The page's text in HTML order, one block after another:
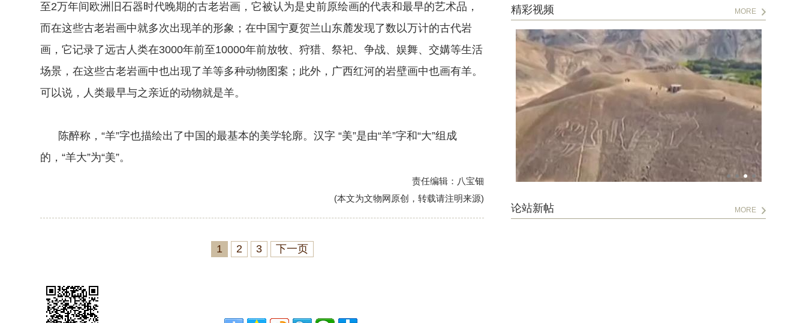
至2万年间欧洲旧石器时代晚期的古老岩画，它被认为是史前原绘画的代表和最早的艺术品，
而在这些古老岩画中就多次出现羊的形象；在中国宁夏贺兰山东麓发现了数以万计的古代岩
画，它记录了远古人类在3000年前至10000年前放牧、狩猎、祭祀、争战、娱舞、交媾等生活
场景，在这些古老岩画中也出现了羊等多种动物图案；此外，广西红河的岩壁画中也画有羊。
可以说，人类最早与之亲近的动物就是羊。
陈醉称，“羊”字也描绘出了中国的最基本的美学轮廓。汉字 “美”是由“羊”字和“大”组成
的，“羊大”为“美”。
责任编辑：八宝钿
(本文为文物网原创，转载请注明来源)
1 2 3 下一页
精彩视频 MORE
论站新帖 MORE